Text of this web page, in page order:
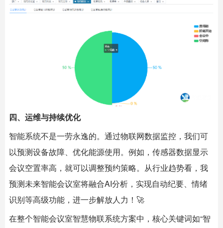
四、运维与持续优化
智能系统不是一劳永逸的。通过物联网数据监控，我们可
以预测设备故障、优化能源使用。例如，传感器数据显示
会议空置率高，就可以调整预约策略。从行业趋势看，我
预测未来智能会议室将融合AI分析，实现自动纪要、情绪
识别等高级功能，进一步解放人力！🚀
在整个智能会议室智慧物联系统方案中，核心关键词如“智